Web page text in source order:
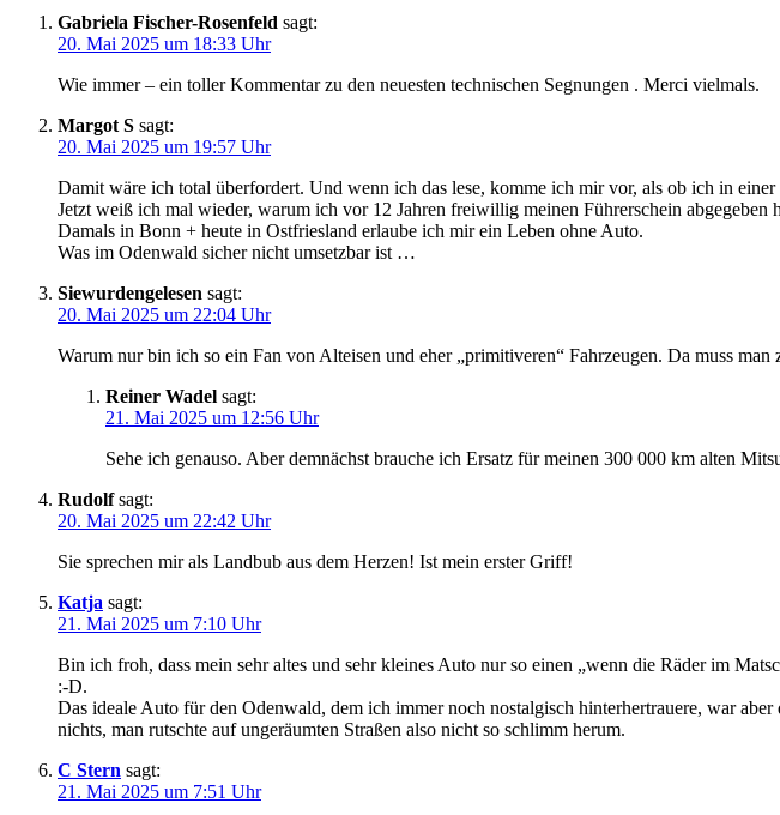
Gabriela Fischer-Rosenfeld sagt:
20. Mai 2025 um 18:33 Uhr
Wie immer – ein toller Kommentar zu den neuesten technischen Segnungen . Merci vielmals.
Margot S sagt:
20. Mai 2025 um 19:57 Uhr
Damit wäre ich total überfordert. Und wenn ich das lese, komme ich mir vor, als ob ich in einer
Jetzt weiß ich mal wieder, warum ich vor 12 Jahren freiwillig meinen Führerschein abgegeben
Damals in Bonn + heute in Ostfriesland erlaube ich mir ein Leben ohne Auto.
Was im Odenwald sicher nicht umsetzbar ist …
Siewurdengelesen sagt:
20. Mai 2025 um 22:04 Uhr
Warum nur bin ich so ein Fan von Alteisen und eher „primitiveren“ Fahrzeugen. Da muss
Reiner Wadel sagt:
21. Mai 2025 um 12:56 Uhr
Sehe ich genauso. Aber demnächst brauche ich Ersatz für meinen 300 000 km alten
Rudolf sagt:
20. Mai 2025 um 22:42 Uhr
Sie sprechen mir als Landbub aus dem Herzen! Ist mein erster Griff!
Katja sagt:
21. Mai 2025 um 7:10 Uhr
Bin ich froh, dass mein sehr altes und sehr kleines Auto nur so einen „wenn die Räder im
:-D.
Das ideale Auto für den Odenwald, dem ich immer noch nostalgisch hinterhertrauere, war
nichts, man rutschte auf ungeräumten Straßen also nicht so schlimm herum.
C Stern sagt:
21. Mai 2025 um 7:51 Uhr